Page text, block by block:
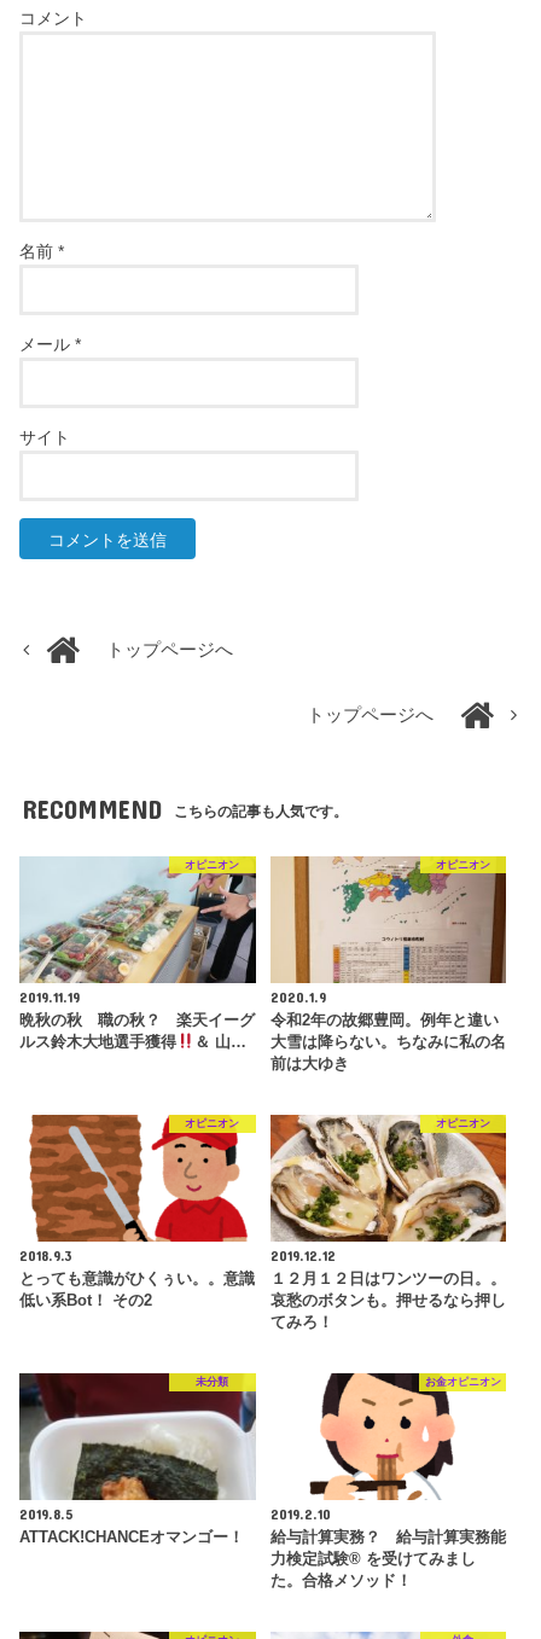
コメント
名前*
メール*
サイト
トップページへ
トップページへ
RECOMMEND こちらの記事も人気です。
オピニオン
2019.11.19
晩秋の秋 職の秋？ 楽天イーグ
ルス鈴木大地選手獲得
＆ 山…
オピニオン
2020.1.9
令和2年の故郷豊岡。例年と違い
大雪は降らない。ちなみに私の名
前は大ゆき
オピニオン
2018.9.3
とっても意識がひくぅい。。意識
低い系Bot！ その2
オピニオン
2019.12.12
１２月１２日はワンツーの日。。
哀愁のボタンも。押せるなら押し
てみろ！
未分類
2019.8.5
ATTACK!CHANCEオマンゴー！
お金オピニオン
2019.2.10
給与計算実務？ 給与計算実務能
力検定試験® を受けてみまし
た。合格メソッド！